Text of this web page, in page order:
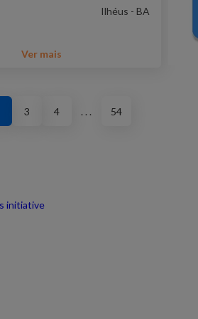
Ilhéus - BA
Ver mais
3 4 . . . 54